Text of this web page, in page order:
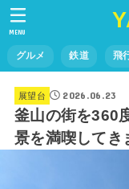
グルメ 鉄道 飛
MENU
展望台 2026.06.23
釜山の街を360
景を満喫してき